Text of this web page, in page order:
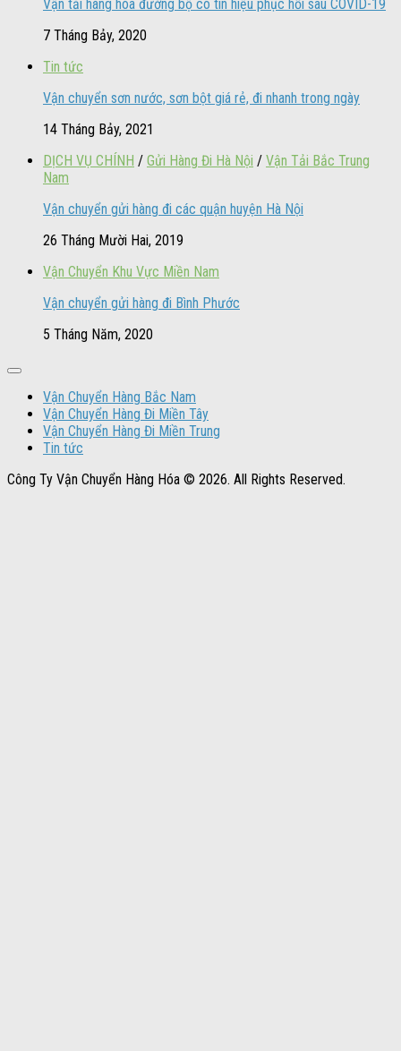
Vận tải hàng hóa đường bộ có tín hiệu phục hồi sau COVID-19
7 Tháng Bảy, 2020
Tin tức
Vận chuyển sơn nước, sơn bột giá rẻ, đi nhanh trong ngày
14 Tháng Bảy, 2021
DỊCH VỤ CHÍNH / Gửi Hàng Đi Hà Nội / Vận Tải Bắc Trung
Nam
Vận chuyển gửi hàng đi các quận huyện Hà Nội
26 Tháng Mười Hai, 2019
Vận Chuyển Khu Vực Miền Nam
Vận chuyển gửi hàng đi Bình Phước
5 Tháng Năm, 2020
Vận Chuyển Hàng Bắc Nam
Vận Chuyển Hàng Đi Miền Tây
Vận Chuyển Hàng Đi Miền Trung
Tin tức
Công Ty Vận Chuyển Hàng Hóa © 2026. All Rights Reserved.